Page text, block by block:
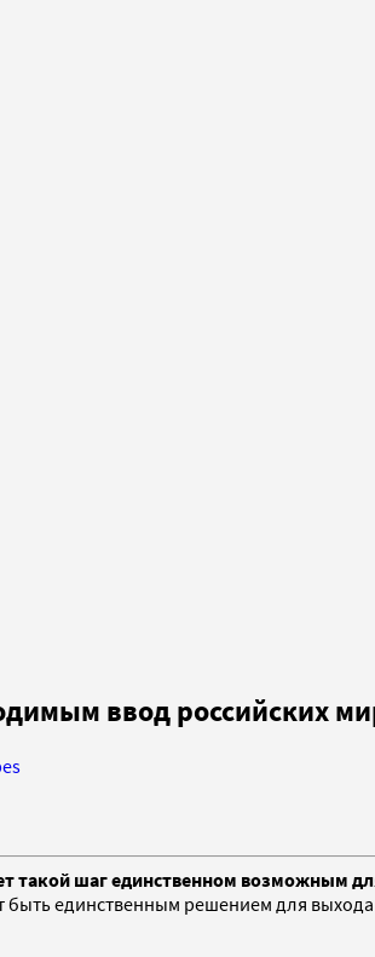
ввод российских
такой шаг единственном возможным
единственным решением для